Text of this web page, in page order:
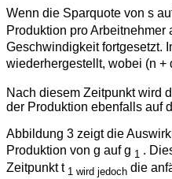
Wenn die Sparquote von s
Produktion pro Arbeitnehmer
Geschwindigkeit fortgesetzt.
wiederhergestellt, wobei (n +
Nach diesem Zeitpunkt wird
der Produktion ebenfalls auf
Abbildung 3 zeigt die
Produktion von g auf g 1 .
Zeitpunkt t 1 wird jedoch die